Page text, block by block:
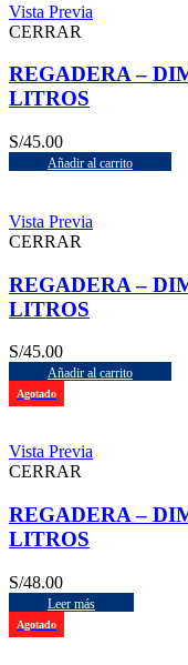
Vista Previa
CERRAR
REGADERA –
LITROS
S/45.00
Añadir al carrito
Vista Previa
CERRAR
REGADERA –
LITROS
S/45.00
Añadir al carrito
Agotado
Vista Previa
CERRAR
REGADERA –
LITROS
S/48.00
Leer más
Agotado